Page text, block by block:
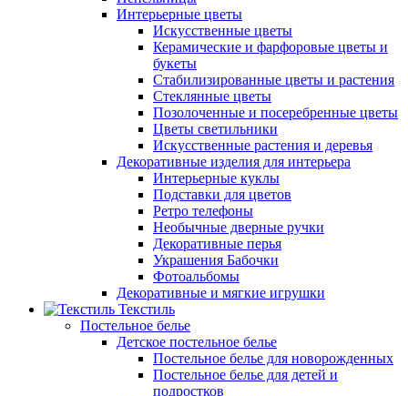
Интерьерные цветы
Искусственные цветы
Керамические и фарфоровые цветы и
букеты
Стабилизированные цветы и растения
Стеклянные цветы
Позолоченные и посеребренные цветы
Цветы светильники
Искусственные растения и деревья
Декоративные изделия для интерьера
Интерьерные куклы
Подставки для цветов
Ретро телефоны
Необычные дверные ручки
Декоративные перья
Украшения Бабочки
Фотоальбомы
Декоративные и мягкие игрушки
Текстиль
Постельное белье
Детское постельное белье
Постельное белье для новорожденных
Постельное белье для детей и
подростков